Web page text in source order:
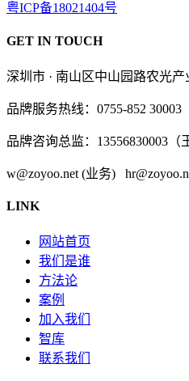
粤ICP备18021404号
GET IN TOUCH
深圳市 · 南山区中山园路农光产
品牌服务热线：0755-852 30003
品牌咨询总监：13556830003（
w@zoyoo.net (业务)
LINK
网站首页
我们是谁
方法论
案例
加入我们
智库
联系我们